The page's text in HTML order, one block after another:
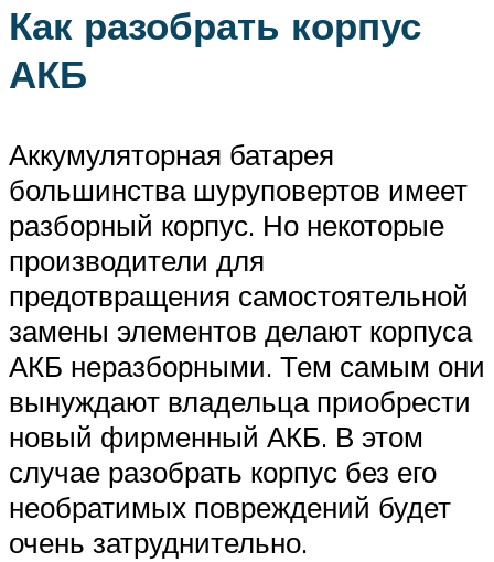
Как разобрать корпус
АКБ
Аккумуляторная батарея
большинства шуруповертов имеет
разборный корпус. Но некоторые
производители для
предотвращения самостоятельной
замены элементов делают корпуса
АКБ неразборными. Тем самым они
вынуждают владельца приобрести
новый фирменный АКБ. В этом
случае разобрать корпус без его
необратимых повреждений будет
очень затруднительно.